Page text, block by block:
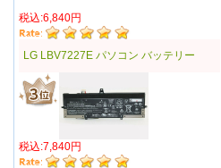
税込:6,840円
LG LBV7227E パソコン バッテリー
税込:7,840円